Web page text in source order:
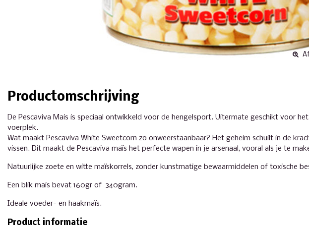
Productomschrijving
De Pescaviva Mais is speciaal ontwikkeld voor de hengelsport. Uitermate geschikt voor
voerplek.
Wat maakt Pescaviva White Sweetcorn zo onweerstaanbaar? Het geheim schuilt in de
vissen. Dit maakt de Pescaviva maïs het perfecte wapen in je arsenaal, vooral als je te
Natuurlijke zoete en witte maïskorrels, zonder kunstmatige bewaarmiddelen of toxische
Een blik mais bevat 160gr of 340gram.
Ideale voeder- en haakmaïs.
Product informatie